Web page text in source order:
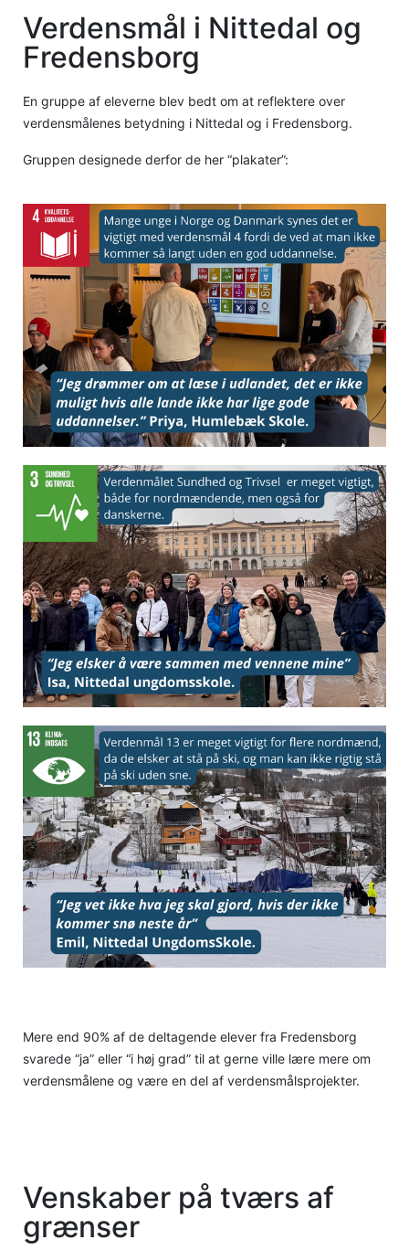
Verdensmål i Nittedal og
Fredensborg
En gruppe af eleverne blev bedt om at reflektere over
verdensmålenes betydning i Nittedal og i Fredensborg.
Gruppen designede derfor de her “plakater”:
Mere end 90% af de deltagende elever fra Fredensborg
svarede “ja” eller “i høj grad” til at gerne ville lære mere om
verdensmålene og være en del af verdensmålsprojekter.
Venskaber på tværs af
grænser